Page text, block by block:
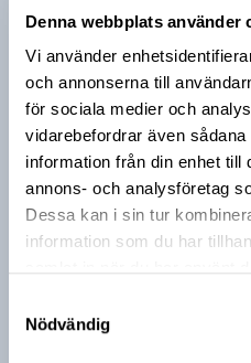
Denna webbplats använder
Vi använder
och annonserna till
för sociala medier och
vidarebefordrar även
information från din enhet till
annons- och analysföretag
Dessa kan i sin tur
information som du har
Nödvändig
livsmedelssystemet. Den
arrangerar Formas ett
veta mer.
Prenumerera på
Vårt nyhetsbrev kommer ut
riktar sig till alla med ett
livsmedelsföretagande och
livsmedelsbranschen. När
nyhetsbrev godkänner du
hantering av personuppgifter.